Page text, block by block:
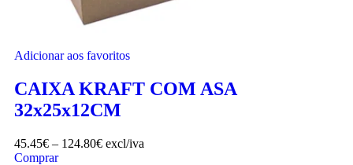
Adicionar aos favoritos
CAIXA KRAFT COM ASA
32x25x12CM
45.45€ – 124.80€ excl/iva
Comprar